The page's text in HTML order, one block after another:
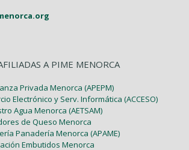
A PIME MENORCA
Privada Menorca (APEPM)
Electrónico y Serv. Informática (ACCESO)
Agua Menorca (AETSAM)
de Queso Menorca
Panadería Menorca (APAME)
Embutidos Menorca